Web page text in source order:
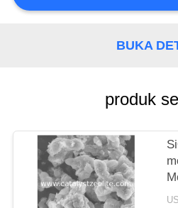
SITEMAP
BUKA
produk